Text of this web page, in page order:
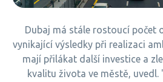
Dubaj má stále rostoucí počet
vynikající výsledky při realizaci
mají přilákat další investice a
kvalitu života ve městě, uvedl.